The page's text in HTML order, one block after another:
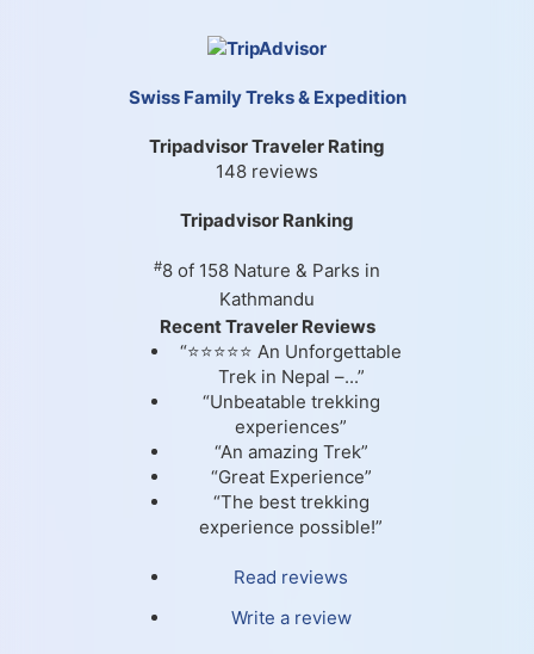
Swiss Family Treks & Expedition
Tripadvisor Traveler Rating
148 reviews
Tripadvisor Ranking
#8 of 158 Nature & Parks in
Kathmandu
Recent Traveler Reviews
“⭐⭐⭐⭐⭐ An Unforgettable
Trek in Nepal –...”
“Unbeatable trekking
experiences”
“An amazing Trek”
“Great Experience”
“The best trekking
experience possible!”
Read reviews
Write a review